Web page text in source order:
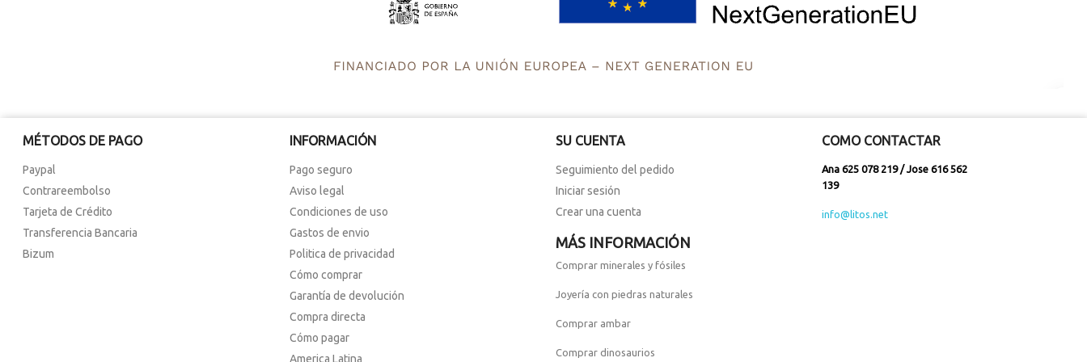
MÉTODOS DE PAGO
Paypal
Contrareembolso
Tarjeta de Crédito
Transferencia Bancaria
Bizum
INFORMACIÓN
Pago seguro
Aviso legal
Condiciones de uso
Gastos de envio
Politica de privacidad
Cómo comprar
Garantía de devolución
Compra directa
Cómo pagar
America Latina
SU CUENTA
Seguimiento del pedido
Iniciar sesión
Crear una cuenta
COMO CONTACTAR
Ana 625 078 219 / Jose 616 562
139
info@litos.net
MÁS INFORMACIÓN
Comprar minerales y fósiles
Joyería con piedras naturales
Comprar ambar
Comprar dinosaurios